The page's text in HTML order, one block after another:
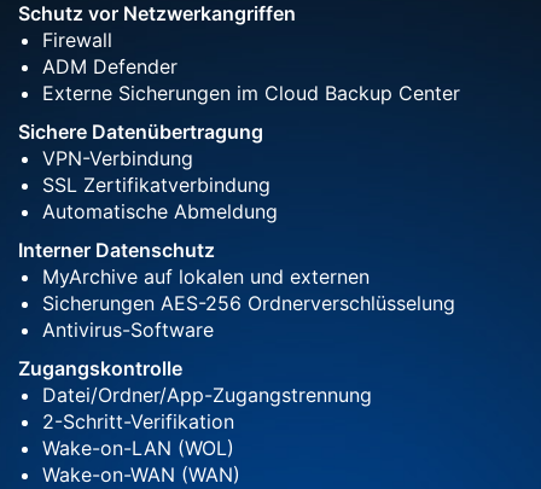
Schutz vor Netzwerkangriffen
Firewall
ADM Defender
Externe Sicherungen im Cloud Backup Center
Sichere Datenübertragung
VPN-Verbindung
SSL Zertifikatverbindung
Automatische Abmeldung
Interner Datenschutz
MyArchive auf lokalen und externen
Sicherungen AES-256 Ordnerverschlüsselung
Antivirus-Software
Zugangskontrolle
Datei/Ordner/App-Zugangstrennung
2-Schritt-Verifikation
Wake-on-LAN (WOL)
Wake-on-WAN (WAN)